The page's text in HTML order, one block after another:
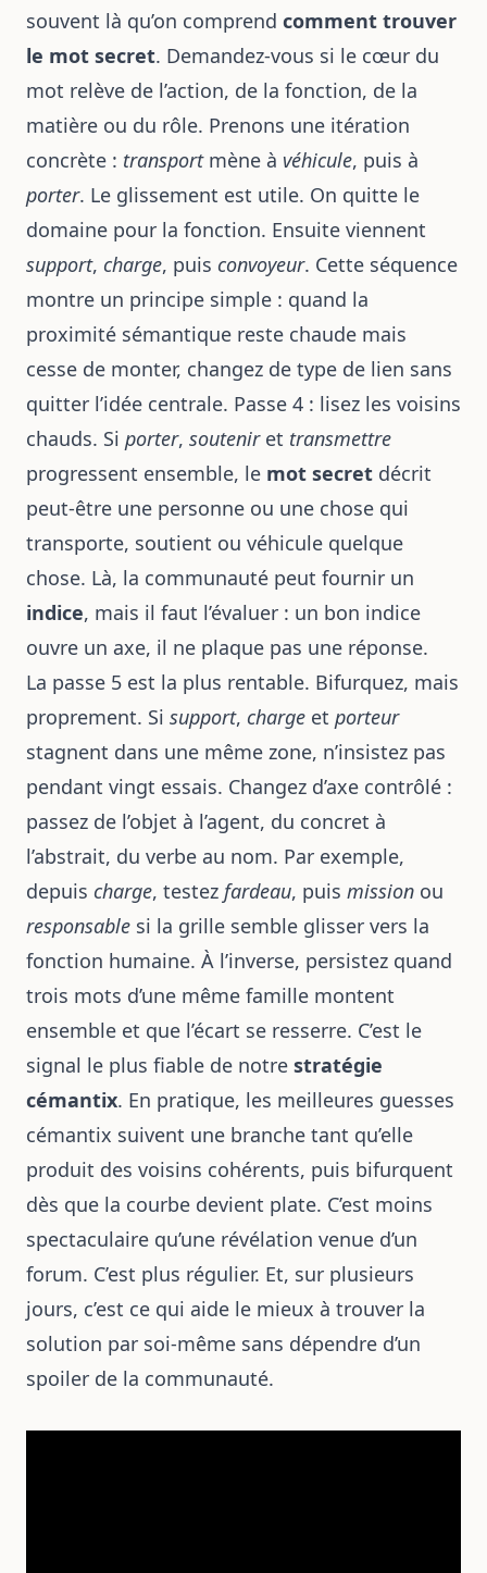
souvent là qu’on comprend comment trouver
le mot secret. Demandez-vous si le cœur du
mot relève de l’action, de la fonction, de la
matière ou du rôle. Prenons une itération
concrète : transportmène à véhicule, puis à
porter. Le glissement est utile. On quitte le
domaine pour la fonction. Ensuite viennent
support, charge, puis convoyeur. Cette séquence
montre un principe simple : quand la
proximité sémantique reste chaude mais
cesse de monter, changez de type de lien sans
quitter l’idée centrale. Passe 4 : lisez les voisins
chauds. Si porter, souteniret transmettre
progressent ensemble, le mot secret décrit
peut-être une personne ou une chose qui
transporte, soutient ou véhicule quelque
chose. Là, la communauté peut fournir un
indice, mais il faut l’évaluer : un bon indice
ouvre un axe, il ne plaque pas une réponse.
La passe 5 est la plus rentable. Bifurquez, mais
proprement. Si support, charge et porteur
stagnent dans une même zone, n’insistez pas
pendant vingt essais. Changez d’axe contrôlé :
passez de l’objet à l’agent, du concret à
l’abstrait, du verbe au nom. Par exemple,
depuis charge, testez fardeau, puis mission ou
responsable si la grille semble glisser vers la
fonction humaine. À l’inverse, persistez quand
trois mots d’une même famille montent
ensemble et que l’écart se resserre. C’est le
signal le plus fiable de notre stratégie
cémantix. En pratique, les meilleures guesses
cémantix suivent une branche tant qu’elle
produit des voisins cohérents, puis bifurquent
dès que la courbe devient plate. C’est moins
spectaculaire qu’une révélation venue d’un
forum. C’est plus régulier. Et, sur plusieurs
jours, c’est ce qui aide le mieux à trouver la
solution par soi-même sans dépendre d’un
spoiler de la communauté.